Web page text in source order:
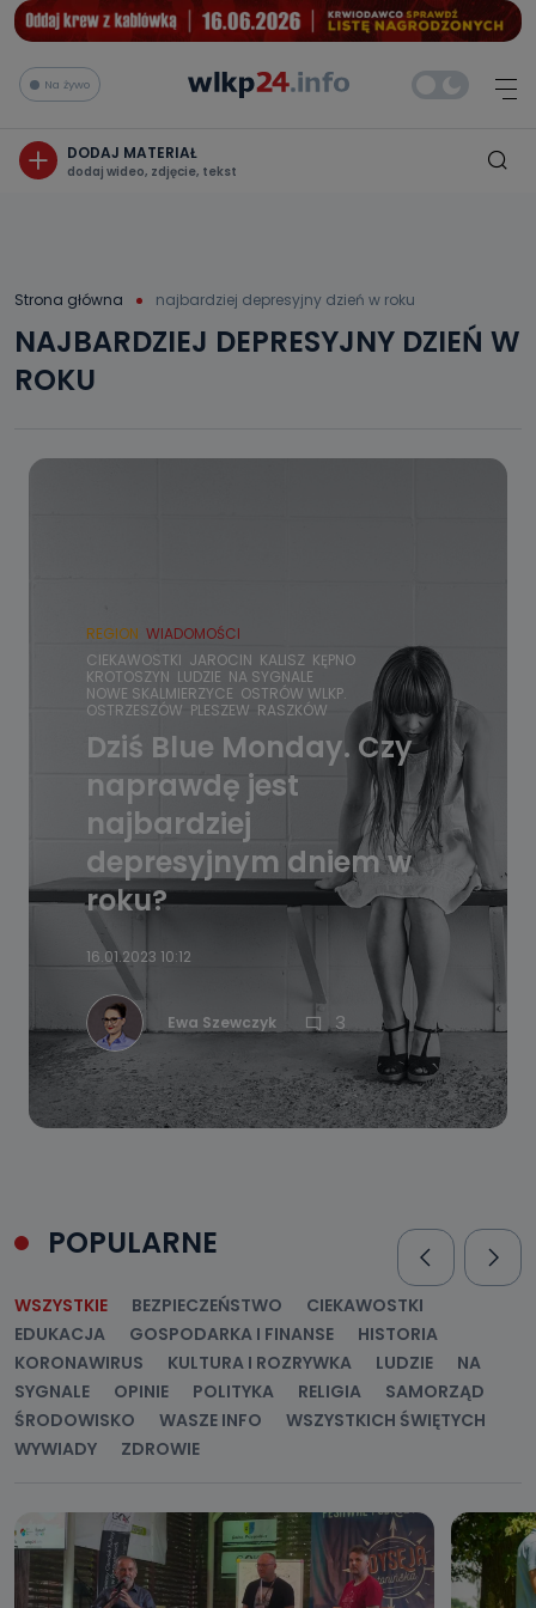
Na żywo
DODAJ MATERIAŁ
dodaj wideo, zdjęcie, tekst
Strona główna najbardziej depresyjny dzień w roku
NAJBARDZIEJ DEPRESYJNY DZIEŃ W
ROKU
REGION WIADOMOŚCI
CIEKAWOSTKI JAROCIN KALISZ KĘPNO
KROTOSZYN LUDZIE NA SYGNALE
NOWE SKALMIERZYCE OSTRÓW WLKP.
OSTRZESZÓW PLESZEW RASZKÓW
Dziś Blue Monday. Czy
naprawdę jest
najbardziej
depresyjnym dniem w
roku?
16.01.2023 10:12
Ewa Szewczyk 3
POPULARNE
WSZYSTKIE BEZPIECZEŃSTWO
CIEKAWOSTKI
EDUKACJA
GOSPODARKA I FINANSE
HISTORIA
KORONAWIRUS
KULTURA I ROZRYWKA LUDZIE
NA
SYGNALE
OPINIE POLITYKA RELIGIA
SAMORZĄD
ŚRODOWISKO
WASZE INFO
WSZYSTKICH ŚWIĘTYCH
WYWIADY
ZDROWIE